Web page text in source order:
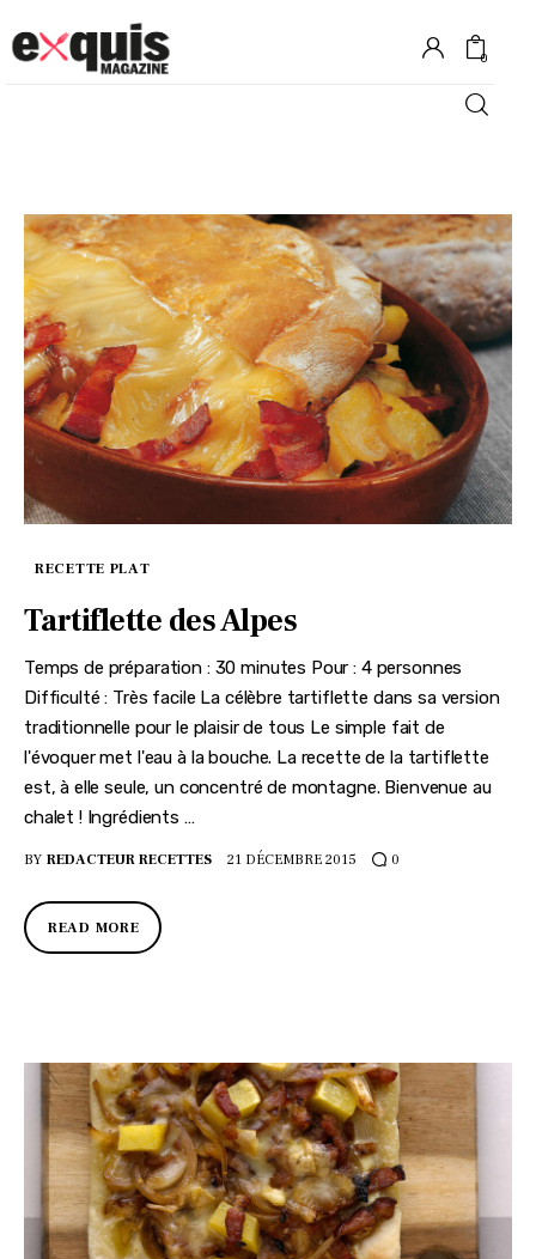
0
Gastronomie
Recettes
Shopping
Évènements
RECETTE PLAT
Tartiflette des Alpes
Temps de préparation : 30 minutes Pour : 4 personnes
Difficulté : Très facile La célèbre tartiflette dans sa version
traditionnelle pour le plaisir de tous Le simple fait de
l'évoquer met l'eau à la bouche. La recette de la tartiflette
est, à elle seule, un concentré de montagne. Bienvenue au
chalet ! Ingrédients …
BY REDACTEUR RECETTES 21 DÉCEMBRE 2015 0
READ MORE